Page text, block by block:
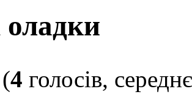
оладки
(4 голосів,